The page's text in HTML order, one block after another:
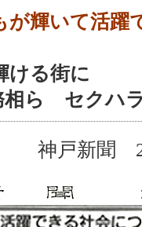
が輝いて活躍
る街に
ら セクハラ
神戸新聞